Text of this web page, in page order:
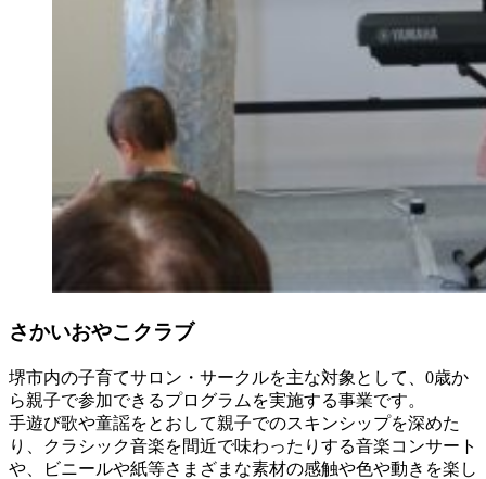
さかいおやこクラブ
堺市内の子育てサロン・サークルを主な対象として、0歳か
ら親子で参加できるプログラムを実施する事業です。
手遊び歌や童謡をとおして親子でのスキンシップを深めた
り、クラシック音楽を間近で味わったりする音楽コンサート
や、ビニールや紙等さまざまな素材の感触や色や動きを楽し